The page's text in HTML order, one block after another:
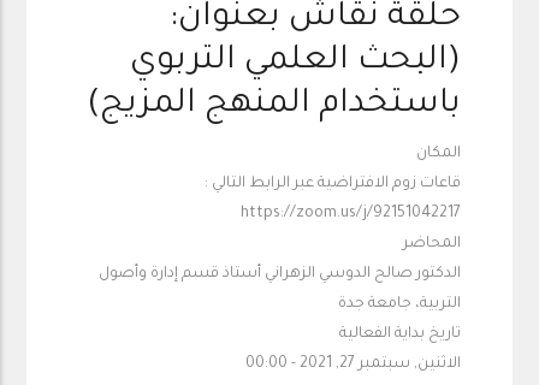
حلقة نقاش بعنوان:
(البحث العلمي التربوي
باستخدام المنهج المزيج)
المكان
قاعات زوم الافتراضية عبر الرابط التالي :
https://zoom.us/j/92151042217
المحاضر
الدكتور صالح الدوسي الزهراني أستاذ قسم إدارة وأصول
التربية، جامعة جدة
تاريخ بداية الفعالية
الاثنين, سبتمبر 27, 2021 - 00:00